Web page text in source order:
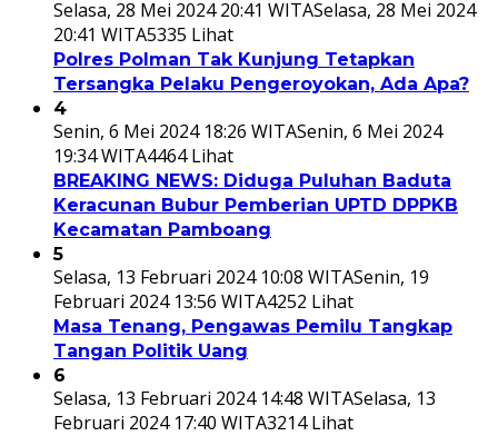
Selasa, 28 Mei 2024 20:41 WITASelasa, 28 Mei 2024
20:41 WITA5335 Lihat
Polres Polman Tak Kunjung Tetapkan
Tersangka Pelaku Pengeroyokan, Ada Apa?
4
Senin, 6 Mei 2024 18:26 WITASenin, 6 Mei 2024
19:34 WITA4464 Lihat
BREAKING NEWS: Diduga Puluhan Baduta
Keracunan Bubur Pemberian UPTD DPPKB
Kecamatan Pamboang
5
Selasa, 13 Februari 2024 10:08 WITASenin, 19
Februari 2024 13:56 WITA4252 Lihat
Masa Tenang, Pengawas Pemilu Tangkap
Tangan Politik Uang
6
Selasa, 13 Februari 2024 14:48 WITASelasa, 13
Februari 2024 17:40 WITA3214 Lihat